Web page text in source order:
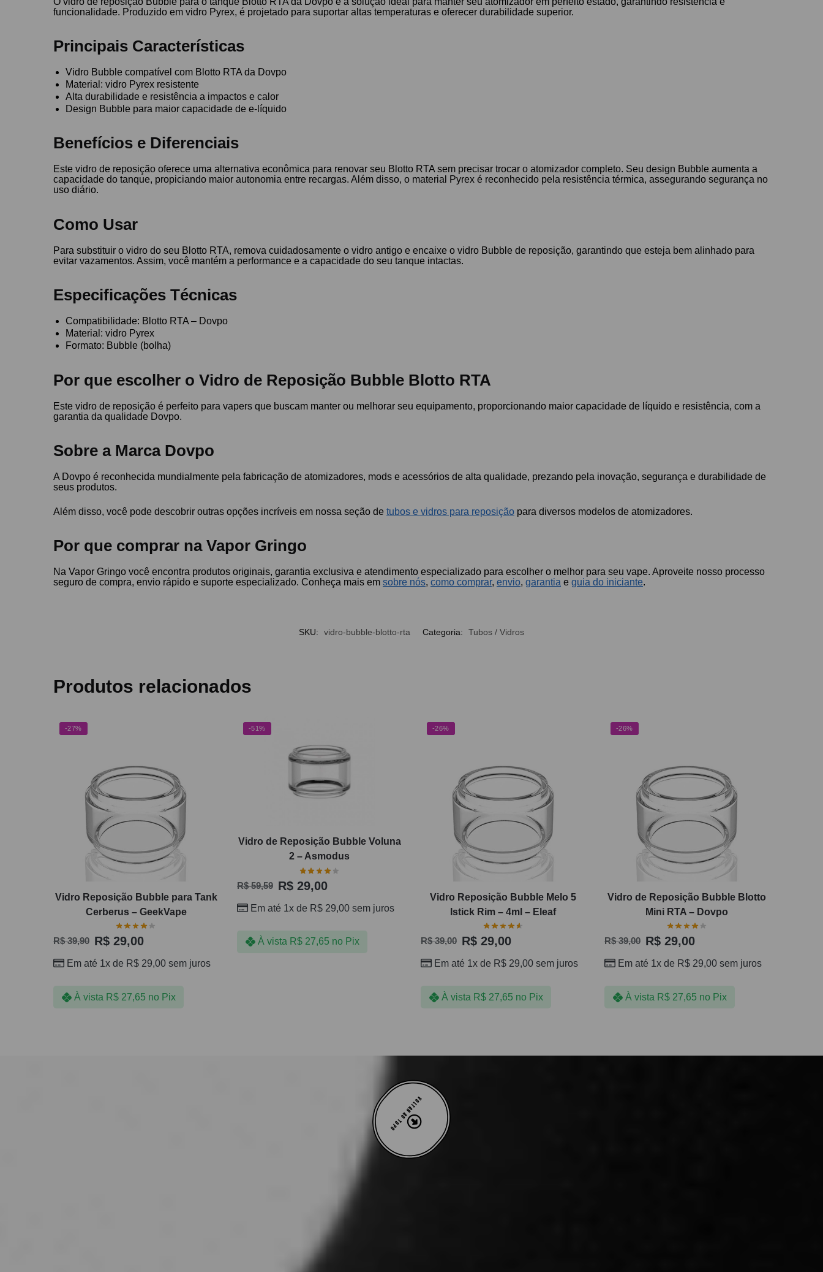
funcionalidade. Produzido em vidro Pyrex, é projetado para suportar altas temperaturas e oferecer durabilidade superior.
Principais Características
Vidro Bubble compatível com Blotto RTA da Dovpo
Material: vidro Pyrex resistente
Alta durabilidade e resistência a impactos e calor
Design Bubble para maior capacidade de e-líquido
Benefícios e Diferenciais
Este vidro de reposição oferece uma alternativa econômica para renovar seu Blotto RTA sem precisar trocar o atomizador completo. Seu design Bubble aumenta a
capacidade do tanque, propiciando maior autonomia entre recargas. Além disso, o material Pyrex é reconhecido pela resistência térmica, assegurando segurança no
uso diário.
Como Usar
Para substituir o vidro do seu Blotto RTA, remova cuidadosamente o vidro antigo e encaixe o vidro Bubble de reposição, garantindo que esteja bem alinhado para
evitar vazamentos. Assim, você mantém a performance e a capacidade do seu tanque intactas.
Especificações Técnicas
Compatibilidade: Blotto RTA – Dovpo
Material: vidro Pyrex
Formato: Bubble (bolha)
Por que escolher o Vidro de Reposição Bubble Blotto RTA
Este vidro de reposição é perfeito para vapers que buscam manter ou melhorar seu equipamento, proporcionando maior capacidade de líquido e resistência, com a
garantia da qualidade Dovpo.
Sobre a Marca Dovpo
A Dovpo é reconhecida mundialmente pela fabricação de atomizadores, mods e acessórios de alta qualidade, prezando pela inovação, segurança e durabilidade de
seus produtos.
Além disso, você pode descobrir outras opções incríveis em nossa seção detubos e vidros para reposição para diversos modelos de atomizadores.
Por que comprar na Vapor Gringo
Na Vapor Gringo você encontra produtos originais, garantia exclusiva e atendimento especializado para escolher o melhor para seu vape. Aproveite nosso processo
seguro de compra, envio rápido e suporte especializado. Conheça mais emsobre nós,como comprar,envio,garantia eguia do iniciante.
SKU: vidro-bubble-blotto-rta Categoria: Tubos / Vidros
Produtos relacionados
-27%
Vidro Reposição Bubble para Tank
Cerberus – GeekVape
R$39,90 R$ 29,00
Em até 1x de R$ 29,00 sem juros
À vista R$27,65 no Pix
-51%
Vidro de Reposição Bubble Voluna
2 – Asmodus
R$59,59 R$ 29,00
Em até 1x de R$ 29,00 sem juros
À vista R$27,65 no Pix
-26%
Vidro Reposição Bubble Melo 5
Istick Rim – 4ml – Eleaf
R$39,00 R$29,00
Em até 1x de R$29,00sem juros
À vista R$27,65 no Pix
-26%
Vidro de Reposição Bubble Blotto
Mini RTA – Dovpo
R$39,00 R$29,00
Em até 1x de R$29,00sem juros
À vista R$27,65 no Pix
VOLTAR AO TOPO